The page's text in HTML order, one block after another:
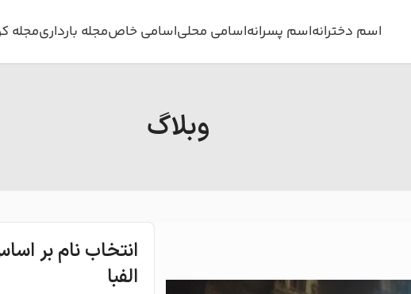
اسم دخترانهاسم پسرانهاسامی محلیاسامی خاصمجله بارداریمجله
وبلاگ
انتخاب نام بر
الفبا